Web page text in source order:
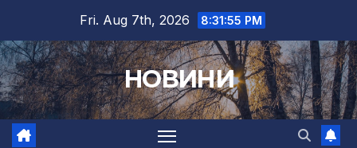
content
Fri. Aug 7th, 2026 8:31:57 PM
НОВИНИ